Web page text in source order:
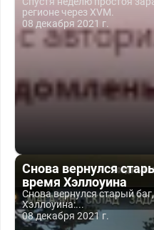
регионе через XVM.
08 декабря 2021 г.
Снова вернулся
время Хэллоуина
Снова вернулся старый
Хэллоуина:...
08 декабря 2021 г.